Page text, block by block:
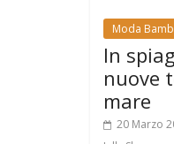
Moda
In
nuove
mare
20 Marzo